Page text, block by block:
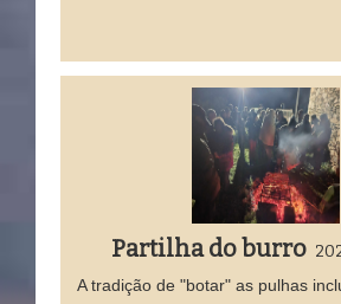
Partilha do burro
A tradição de "botar" as pulhas